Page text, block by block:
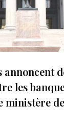
annoncent
les
ministère